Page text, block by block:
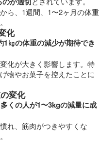
ら、1週間、1〜2ヶ月の体重
化
1㎏の体重の減少が期待でき
化が大きく影響します。特
物やお菓子を控えたことに
変化
多くの人が1〜3kgの減量に成
れ、筋肉がつきやすくな